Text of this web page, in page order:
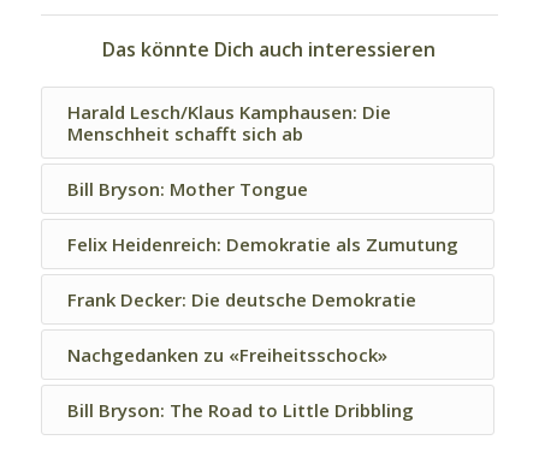
Das könnte Dich auch interessieren
Harald Lesch/Klaus Kamphausen: Die
Menschheit schafft sich ab
Bill Bryson: Mother Tongue
Felix Heidenreich: Demokratie als Zumutung
Frank Decker: Die deutsche Demokratie
Nachgedanken zu «Freiheitsschock»
Bill Bryson: The Road to Little Dribbling